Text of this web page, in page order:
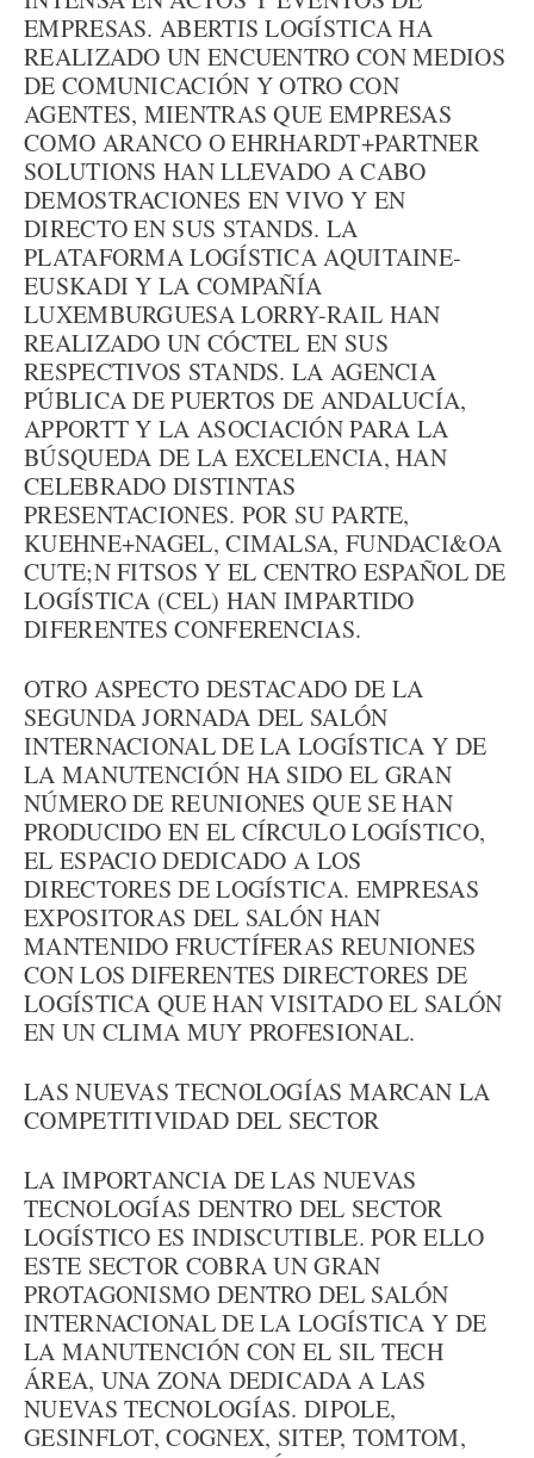
EMPRESAS. ABERTIS LOGÍSTICA HA
REALIZADO UN ENCUENTRO CON MEDIOS
DE COMUNICACIÓN Y OTRO CON
AGENTES, MIENTRAS QUE EMPRESAS
COMO ARANCO O EHRHARDT+PARTNER
SOLUTIONS HAN LLEVADO A CABO
DEMOSTRACIONES EN VIVO Y EN
DIRECTO EN SUS STANDS. LA
PLATAFORMA LOGÍSTICA AQUITAINE-
EUSKADI Y LA COMPAÑÍA
LUXEMBURGUESA LORRY-RAIL HAN
REALIZADO UN CÓCTEL EN SUS
RESPECTIVOS STANDS. LA AGENCIA
PÚBLICA DE PUERTOS DE ANDALUCÍA,
APPORTT Y LA ASOCIACIÓN PARA LA
BÚSQUEDA DE LA EXCELENCIA, HAN
CELEBRADO DISTINTAS
PRESENTACIONES. POR SU PARTE,
KUEHNE+NAGEL, CIMALSA, FUNDACI&OA
CUTE;N FITSOS Y EL CENTRO ESPAÑOL DE
LOGÍSTICA (CEL) HAN IMPARTIDO
DIFERENTES CONFERENCIAS.
OTRO ASPECTO DESTACADO DE LA
SEGUNDA JORNADA DEL SALÓN
INTERNACIONAL DE LA LOGÍSTICA Y DE
LA MANUTENCIÓN HA SIDO EL GRAN
NÚMERO DE REUNIONES QUE SE HAN
PRODUCIDO EN EL CÍRCULO LOGÍSTICO,
EL ESPACIO DEDICADO A LOS
DIRECTORES DE LOGÍSTICA. EMPRESAS
EXPOSITORAS DEL SALÓN HAN
MANTENIDO FRUCTÍFERAS REUNIONES
CON LOS DIFERENTES DIRECTORES DE
LOGÍSTICA QUE HAN VISITADO EL SALÓN
EN UN CLIMA MUY PROFESIONAL.
LAS NUEVAS TECNOLOGÍAS MARCAN LA
COMPETITIVIDAD DEL SECTOR
LA IMPORTANCIA DE LAS NUEVAS
TECNOLOGÍAS DENTRO DEL SECTOR
LOGÍSTICO ES INDISCUTIBLE. POR ELLO
ESTE SECTOR COBRA UN GRAN
PROTAGONISMO DENTRO DEL SALÓN
INTERNACIONAL DE LA LOGÍSTICA Y DE
LA MANUTENCIÓN CON EL SIL TECH
ÁREA, UNA ZONA DEDICADA A LAS
NUEVAS TECNOLOGÍAS. DIPOLE,
GESINFLOT, COGNEX, SITEP, TOMTOM,